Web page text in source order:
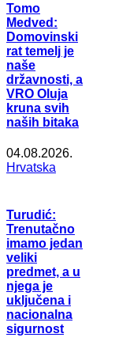
Tomo
Medved:
Domovinski
rat temelj je
naše
državnosti, a
VRO Oluja
kruna svih
naših bitaka
04.08.2026.
Hrvatska
Turudić:
Trenutačno
imamo jedan
veliki
predmet, a u
njega je
uključena i
nacionalna
sigurnost